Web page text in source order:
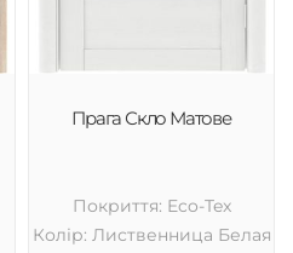
Прага Скло Матове
Покриття: Eco-Tex
Колір: Лиственница Белая